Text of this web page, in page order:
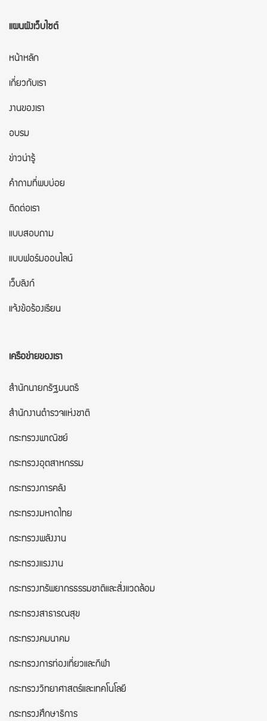
แผนผังเว็บไซต์
หน้าหลัก
เกี่ยวกับเรา
งานของเรา
อบรม
ข่าวน่ารู้
คำถามที่พบบ่อย
ติดต่อเรา
แบบสอบถาม
แบบฟอร์มออนไลน์
เว็บลิงก์
แจ้งข้อร้องเรียน
เครือข่ายของเรา
สำนักนายกรัฐมนตรี
สำนักงานตำรวจแห่งชาติ
กระทรวงพาณิชย์
กระทรวงอุตสาหกรรม
กระทรวงการคลัง
กระทรวงมหาดไทย
กระทรวงพลังงาน
กระทรวงแรงงาน
กระทรวงทรัพยากรธรรมชาติและสิ่งแวดล้อม
กระทรวงสาธารณสุข
กระทรวงคมนาคม
กระทรวงการท่องเที่ยวและกีฬา
กระทรวงวิทยาศาสตร์และเทคโนโลยี
กระทรวงศึกษาธิการ